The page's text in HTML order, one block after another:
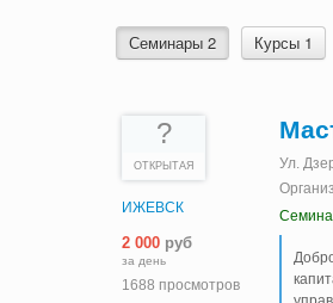
Семинары 2 Курсы 1
?
ОТКРЫТАЯ
ИЖЕВСК
2 000 руб
за день
1688 просмотров
Ул.